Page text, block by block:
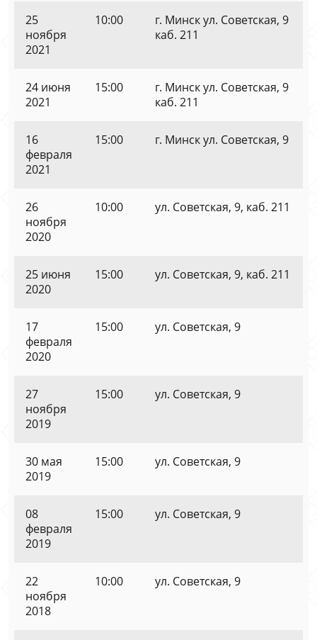
25
ноября
2021
10:00
г. Минск ул. Советская, 9
каб. 211
24 июня
2021
15:00
г. Минск ул. Советская, 9
каб. 211
16
февраля
2021
15:00 г. Минск ул. Советская, 9
26
ноября
2020
10:00 ул. Советская, 9, каб. 211
25 июня
2020
15:00 ул. Советская, 9, каб. 211
17
февраля
2020
15:00 ул. Советская, 9
27
ноября
2019
15:00 ул. Советская, 9
30 мая
2019
15:00 ул. Советская, 9
08
февраля
2019
15:00 ул. Советская, 9
22
ноября
2018
10:00 ул. Советская, 9